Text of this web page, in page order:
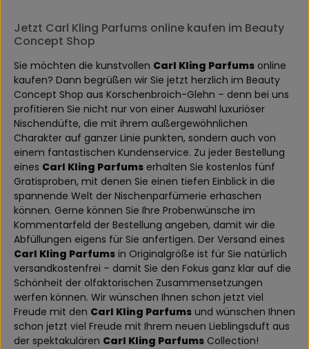
Jetzt Carl Kling Parfums online kaufen im Beauty
Concept Shop
Sie möchten die kunstvollen Carl Kling Parfums online
kaufen? Dann begrüßen wir Sie jetzt herzlich im Beauty
Concept Shop aus Korschenbroich-Glehn – denn bei uns
profitieren Sie nicht nur von einer Auswahl luxuriöser
Nischendüfte, die mit ihrem außergewöhnlichen
Charakter auf ganzer Linie punkten, sondern auch von
einem fantastischen Kundenservice. Zu jeder Bestellung
eines Carl Kling Parfums erhalten Sie kostenlos fünf
Gratisproben, mit denen Sie einen tiefen Einblick in die
spannende Welt der Nischenparfümerie erhaschen
können. Gerne können Sie Ihre Probenwünsche im
Kommentarfeld der Bestellung angeben, damit wir die
Abfüllungen eigens für Sie anfertigen. Der Versand eines
Carl Kling Parfums in Originalgröße ist für Sie natürlich
versandkostenfrei – damit Sie den Fokus ganz klar auf die
Schönheit der olfaktorischen Zusammensetzungen
werfen können. Wir wünschen Ihnen schon jetzt viel
Freude mit den Carl Kling Parfums und wünschen Ihnen
schon jetzt viel Freude mit Ihrem neuen Lieblingsduft aus
der spektakulären Carl Kling Parfums Collection!